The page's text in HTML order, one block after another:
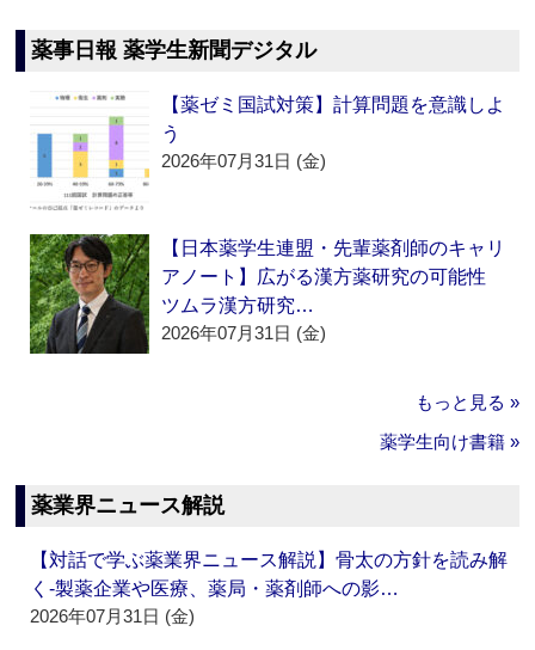
薬事日報 薬学生新聞デジタル
【薬ゼミ国試対策】計算問題を意識しよ
う
2026年07月31日 (金)
【日本薬学生連盟・先輩薬剤師のキャリ
アノート】広がる漢方薬研究の可能性
ツムラ漢方研究…
2026年07月31日 (金)
もっと見る »
薬学生向け書籍 »
薬業界ニュース解説
【対話で学ぶ薬業界ニュース解説】骨太の方針を読み解
く‐製薬企業や医療、薬局・薬剤師への影…
2026年07月31日 (金)